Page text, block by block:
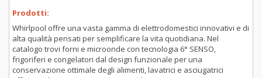
Prodotti:
Whirlpool offre una vasta gamma di elettrodomestici innovativi e di
alta qualità pensati per semplificare la vita quotidiana. Nel
catalogo trovi forni e microonde con tecnologia 6° SENSO,
frigoriferi e congelatori dal design funzionale per una
conservazione ottimale degli alimenti, lavatrici e asciugatrici